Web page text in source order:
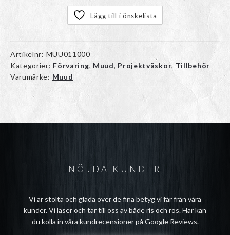
Lägg till i önskelista
Artikelnr: MUU011000
Kategorier: Förvaring, Muud, Projektväskor, Tillbehör
Varumärke: Muud
NÖJDA KUNDER
Vi är stolta och glada över de fina betyg vi får från våra
kunder. Vi läser och tar till oss av både ris och ros. Här kan
du kolla in våra kundrecensioner på Google Reviews.